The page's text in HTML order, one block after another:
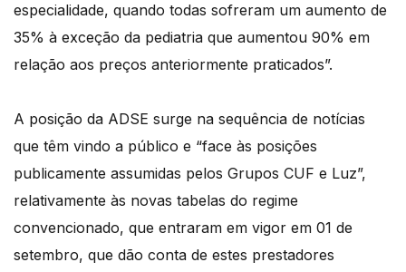
especialidade, quando todas sofreram um aumento de
35% à exceção da pediatria que aumentou 90% em
relação aos preços anteriormente praticados”.
A posição da ADSE surge na sequência de notícias
que têm vindo a público e “face às posições
publicamente assumidas pelos Grupos CUF e Luz”,
relativamente às novas tabelas do regime
convencionado, que entraram em vigor em 01 de
setembro, que dão conta de estes prestadores